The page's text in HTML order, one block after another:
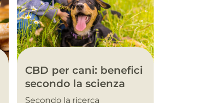
CBD per cani: benefici
secondo la scienza
Secondo la ricerca